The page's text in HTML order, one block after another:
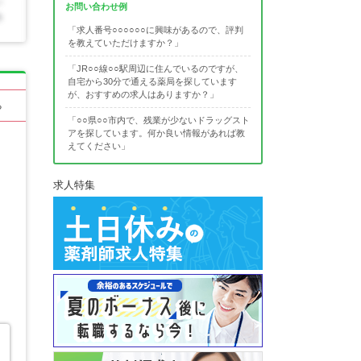
お問い合わせ例
「求人番号○○○○○○に興味があるので、評判
を教えていただけますか？」
「JR○○線○○駅周辺に住んでいるのですが、
自宅から30分で通える薬局を探しています
が、おすすめの求人はありますか？」
「○○県○○市内で、残業が少ないドラッグスト
アを探しています。何か良い情報があれば教
えてください」
求人特集